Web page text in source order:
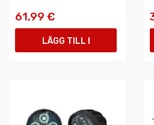
61,99 €
LÄGG TILL I